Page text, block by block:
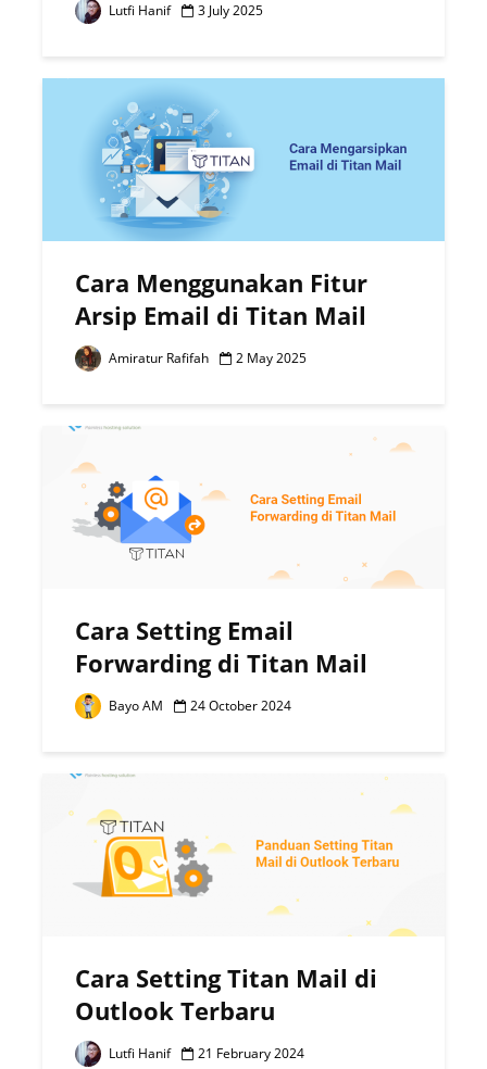
Lutfi Hanif 3 July 2025
Cara Menggunakan Fitur
Arsip Email di Titan Mail
Amiratur Rafifah 2 May 2025
Cara Setting Email
Forwarding di Titan Mail
Bayo AM 24 October 2024
Cara Setting Titan Mail di
Outlook Terbaru
Lutfi Hanif 21 February 2024